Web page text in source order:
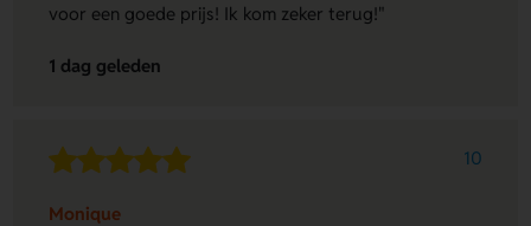
voor een goede prijs! Ik kom zeker terug!"
1 dag geleden
10
Monique